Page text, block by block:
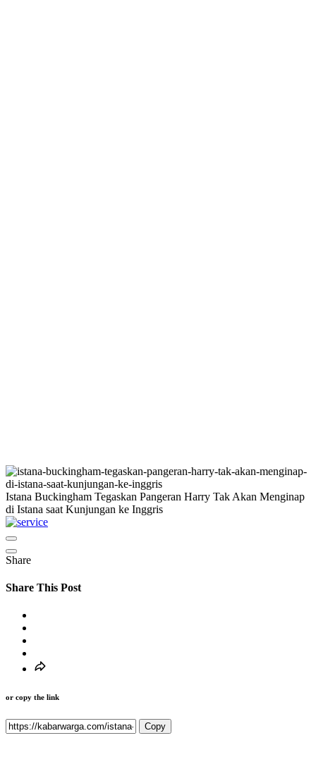
Istana Buckingham Tegaskan Pangeran Harry Tak Akan Menginap
di Istana saat Kunjungan ke Inggris
Share
Share This Post
or copy the link
Copy